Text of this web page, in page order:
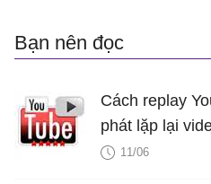
Bạn nên đọc
Cách replay
phát lặp lại
11/06